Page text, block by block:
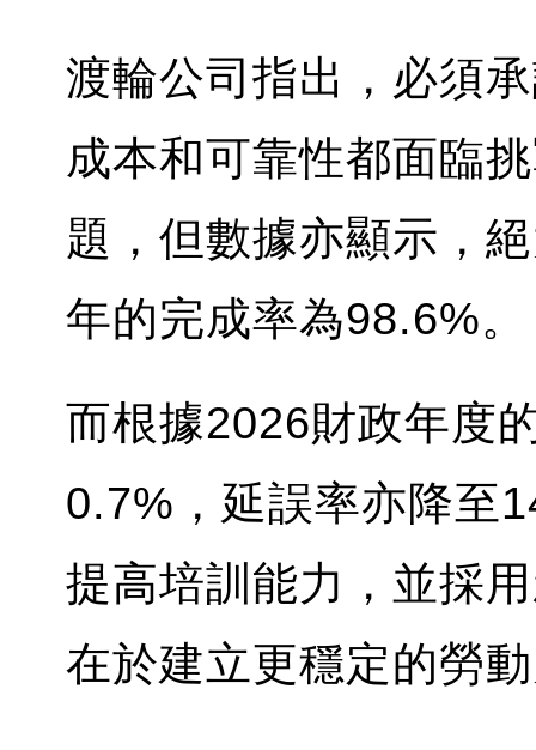
渡輪公司指出，必須
成本和可靠性都面臨
題，但數據亦顯示，
年的完成率為98.6%。
而根據2026財政年度
0.7%，延誤率亦降至
提高培訓能力，並採
在於建立更穩定的勞